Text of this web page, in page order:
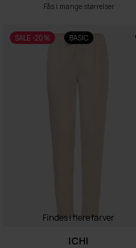
Fås i mange størrelser
SALE -20% BASIC
Findes i flere farver
ICHI